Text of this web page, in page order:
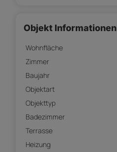
Objekt Informationen
Wohnfläche
Zimmer
Baujahr
Objektart
Objekttyp
Badezimmer
Terrasse
Heizung